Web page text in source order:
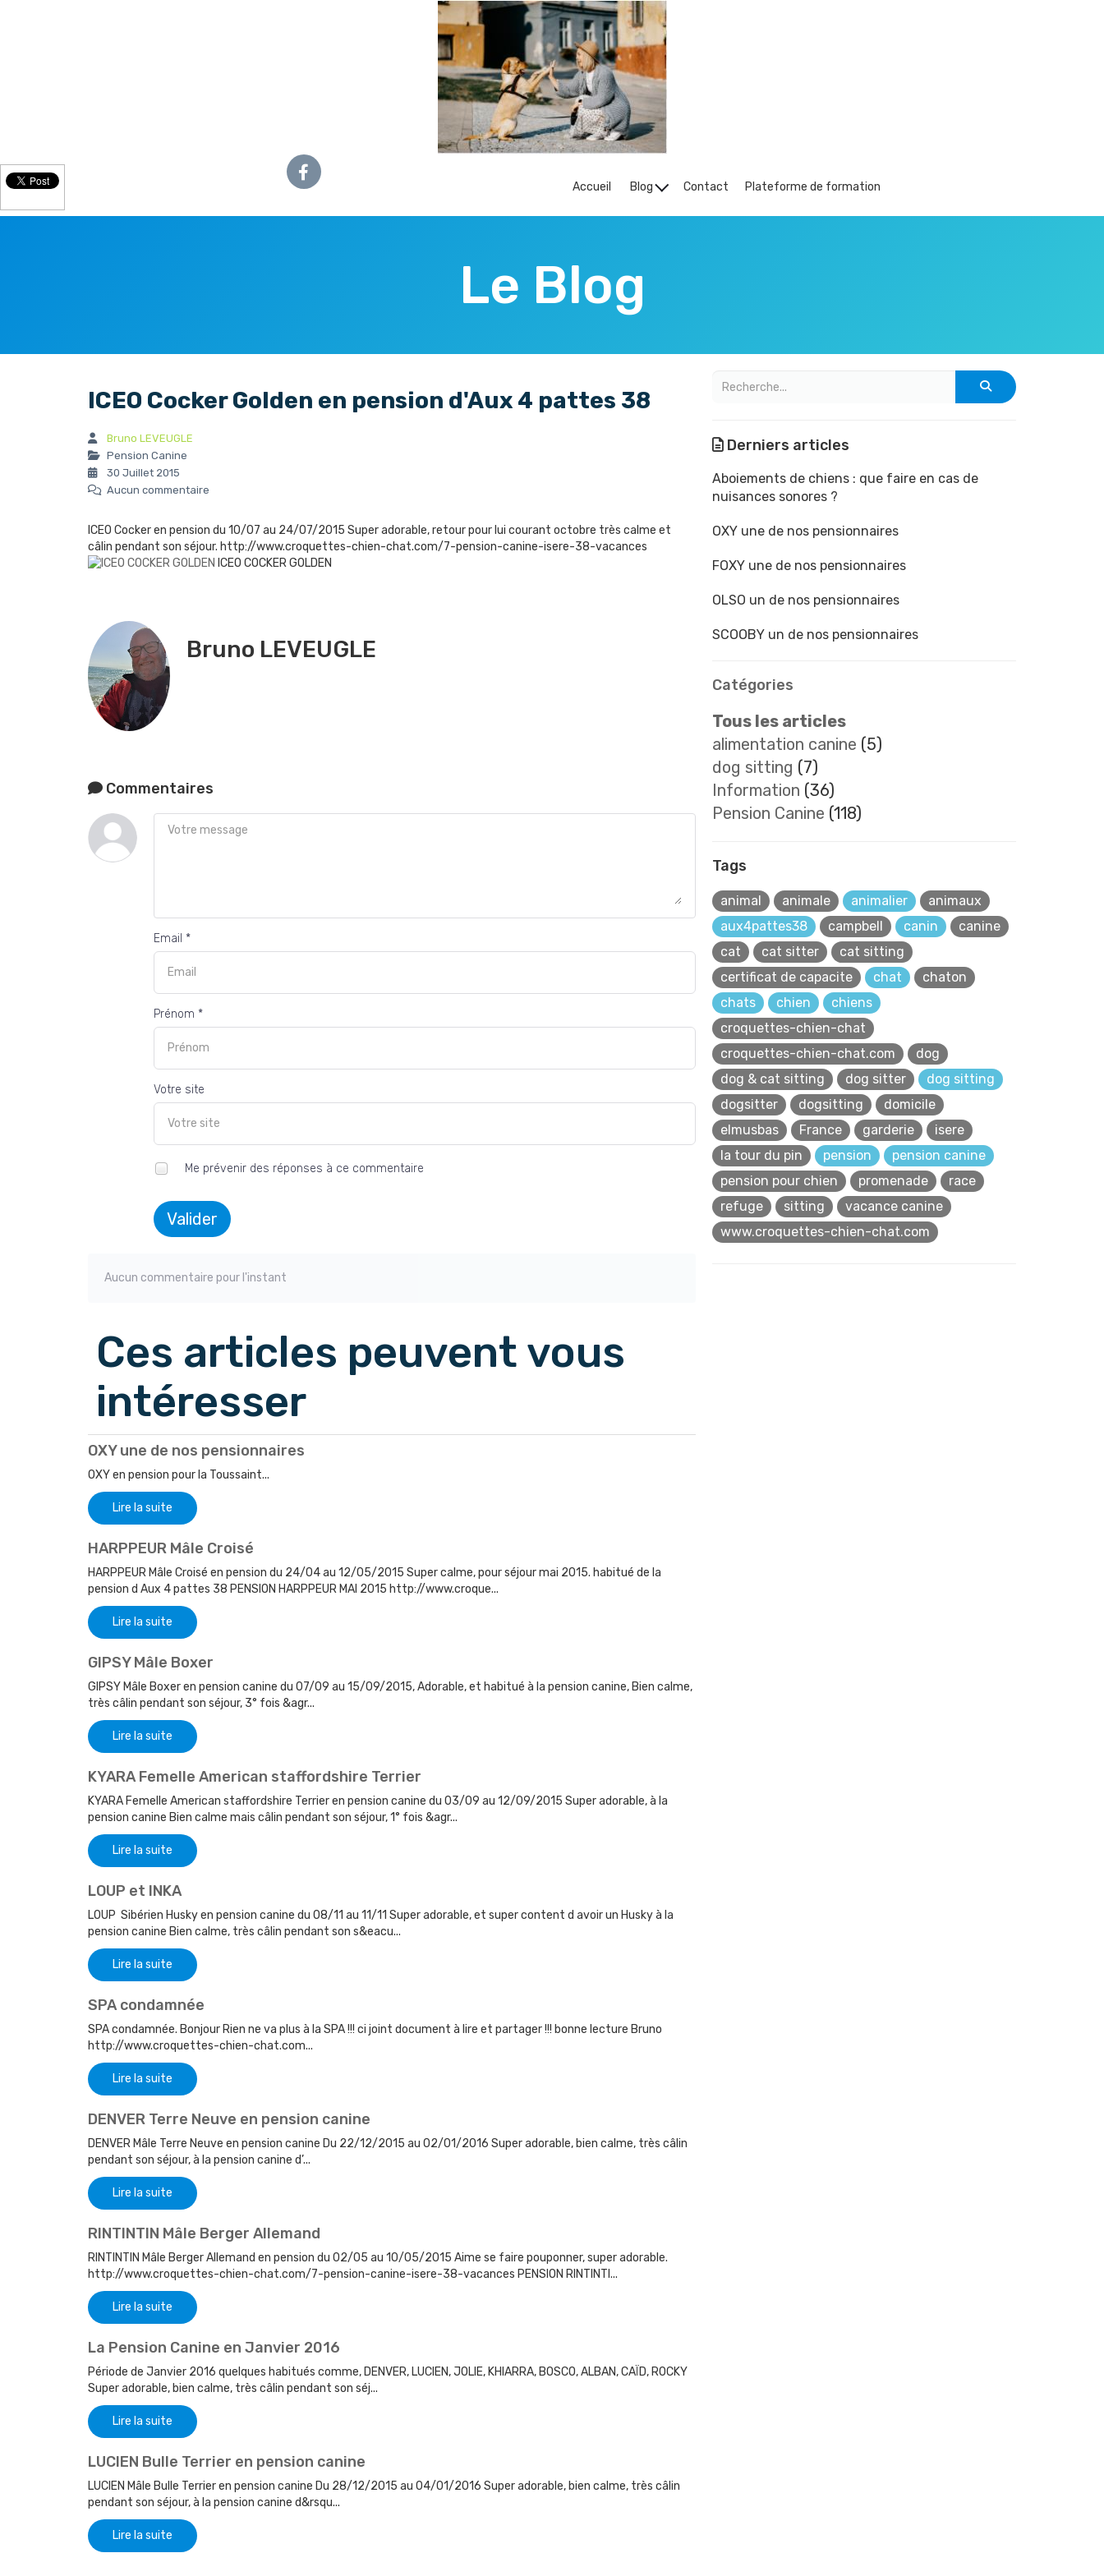
Accueil Blog Contact Plateforme de formation
Le Blog
ICEO Cocker Golden en pension d'Aux 4 pattes 38
Bruno LEVEUGLE
Pension Canine
30 Juillet 2015
Aucun commentaire
ICEO Cocker en pension du 10/07 au 24/07/2015 Super adorable, retour pour lui courant octobre très calme et
câlin pendant son séjour. http://www.croquettes-chien-chat.com/7-pension-canine-isere-38-vacances
ICEO COCKER GOLDEN
Bruno LEVEUGLE
Commentaires
Email *
Prénom *
Votre site
Me prévenir des réponses à ce commentaire
Valider
Aucun commentaire pour l'instant
Ces articles peuvent vous
intéresser
OXY une de nos pensionnaires
OXY en pension pour la Toussaint...
Lire la suite
HARPPEUR Mâle Croisé
HARPPEUR Mâle Croisé en pension du 24/04 au 12/05/2015 Super calme, pour séjour mai 2015. habitué de la
pension d Aux 4 pattes 38 PENSION HARPPEUR MAI 2015 http://www.croque...
Lire la suite
GIPSY Mâle Boxer
GIPSY Mâle Boxer en pension canine du 07/09 au 15/09/2015, Adorable, et habitué à la pension canine, Bien calme,
très câlin pendant son séjour, 3° fois &agr...
Lire la suite
KYARA Femelle American staffordshire Terrier
KYARA Femelle American staffordshire Terrier en pension canine du 03/09 au 12/09/2015 Super adorable, à la
pension canine Bien calme mais câlin pendant son séjour, 1° fois &agr...
Lire la suite
LOUP et INKA
LOUP Sibérien Husky en pension canine du 08/11 au 11/11 Super adorable, et super content d avoir un Husky à la
pension canine Bien calme, très câlin pendant son s&eacu...
Lire la suite
SPA condamnée
SPA condamnée. Bonjour Rien ne va plus à la SPA !!! ci joint document à lire et partager !!! bonne lecture Bruno
http://www.croquettes-chien-chat.com...
Lire la suite
DENVER Terre Neuve en pension canine
DENVER Mâle Terre Neuve en pension canine Du 22/12/2015 au 02/01/2016 Super adorable, bien calme, très câlin
pendant son séjour, à la pension canine d’...
Lire la suite
RINTINTIN Mâle Berger Allemand
RINTINTIN Mâle Berger Allemand en pension du 02/05 au 10/05/2015 Aime se faire pouponner, super adorable.
http://www.croquettes-chien-chat.com/7-pension-canine-isere-38-vacances PENSION RINTINTI...
Lire la suite
La Pension Canine en Janvier 2016
Période de Janvier 2016 quelques habitués comme, DENVER, LUCIEN, JOLIE, KHIARRA, BOSCO, ALBAN, CAÏD, ROCKY
Super adorable, bien calme, très câlin pendant son séj...
Lire la suite
LUCIEN Bulle Terrier en pension canine
LUCIEN Mâle Bulle Terrier en pension canine Du 28/12/2015 au 04/01/2016 Super adorable, bien calme, très câlin
pendant son séjour, à la pension canine d&rsqu...
Lire la suite
Derniers articles
Aboiements de chiens : que faire en cas de
nuisances sonores ?
OXY une de nos pensionnaires
FOXY une de nos pensionnaires
OLSO un de nos pensionnaires
SCOOBY un de nos pensionnaires
Catégories
Tous les articles
alimentation canine (5)
dog sitting (7)
Information (36)
Pension Canine (118)
Tags
animal animale animalier
animaux
aux4pattes38
campbell canin
canine
cat
cat sitter
cat sitting
certificat de capacite
chat
chaton
chats
chien
chiens
croquettes-chien-chat
croquettes-chien-chat.com
dog
dog & cat sitting
dog sitter
dog sitting
dogsitter
dogsitting
domicile
elmusbas
France garderie
isere
la tour du pin
pension
pension canine
pension pour chien
promenade
race
refuge
sitting
vacance canine
www.croquettes-chien-chat.com